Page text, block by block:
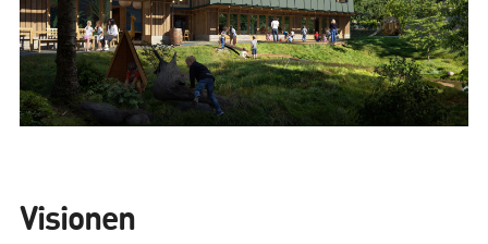
Visionen